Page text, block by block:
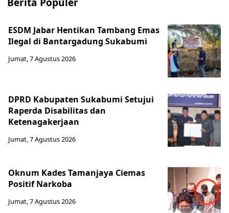
ESDM Jabar Hentikan Tambang Emas
Ilegal di Bantargadung Sukabumi
Jumat, 7 Agustus 2026
DPRD Kabupaten Sukabumi Setujui
Raperda Disabilitas dan
Ketenagakerjaan
Jumat, 7 Agustus 2026
Oknum Kades Tamanjaya Ciemas
Positif Narkoba
Jumat, 7 Agustus 2026